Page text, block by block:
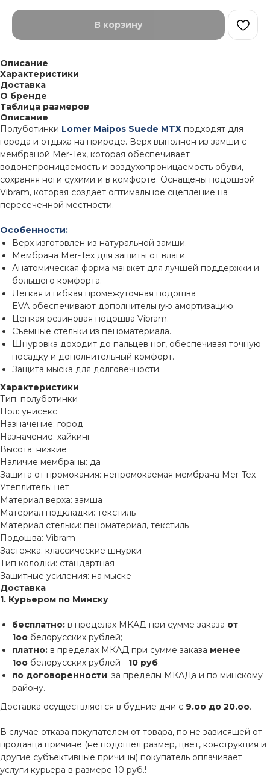
В корзину
Описание
Характеристики
Доставка
О бренде
Таблица размеров
Описание
Полуботинки Lomer Maipos Suede MTX подходят для
города и отдыха на природе. Верх выполнен из замши c
мембраной Mer-Tex, которая обеспечивает
водонепроницаемость и воздухопроницаемость обуви,
сохраняя ноги сухими и в комфорте. Оснащены подошвой
Vibram, которая создает оптимальное сцепление на
пересеченной местности.
Особенности:
Верх изготовлен из натуральной замши.
Мембрана Mer-Tex для защиты от влаги.
Анатомическая форма манжет для лучшей поддержки и
большего комфорта.
Легкая и гибкая промежуточная подошва
EVA обеспечивают дополнительную амортизацию.
Цепкая резиновая подошва Vibram.
Съемные стельки из пеноматериала.
Шнуровка доходит до пальцев ног, обеспечивая точную
посадку и дополнительный комфорт.
Защита мыска для долговечности.
Характеристики
Тип: полуботинки
Пол: унисекс
Назначение: город
Назначение: хайкинг
Высота: низкие
Наличие мембраны: да
Защита от промокания: непромокаемая мембрана Mer-Tex
Утеплитель: нет
Материал верха: замша
Материал подкладки: текстиль
Материал стельки: пеноматериал, текстиль
Подошва: Vibram
Застежка: классические шнурки
Тип колодки: стандартная
Защитные усиления: на мыске
Доставка
1. Курьером по Минску
бесплатно: в пределах МКАД при сумме заказа от
1оо белорусских рублей;
платно: в пределах МКАД при сумме заказа менее
1оо белорусских рублей - 10 руб;
по договоренности: за пределы МКАДа и по минскому
району.
Доставка осуществляется в будние дни с 9.оо до 20.оо.
В случае отказа покупателем от товара, по не зависящей от
продавца причине (не подошел размер, цвет, конструкция и
другие субъективные причины) покупатель оплачивает
услуги курьера в размере 10 руб.!